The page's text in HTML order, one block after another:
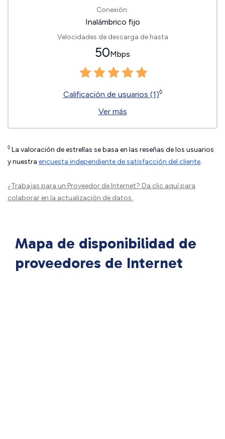
Conexión:
Inalámbrico fijo
Velocidades de descarga de hasta
50Mbps
Calificación de usuarios (1)◊
Ver más
◊ La valoración de estrellas se basa en las reseñas de los usuarios
y nuestra encuesta independiente de satisfacción del cliente.
¿Trabajas para un Proveedor de Internet? Da clic aquípara
colaborar en la actualización de datos.
Mapa de disponibilidad de
proveedores de Internet